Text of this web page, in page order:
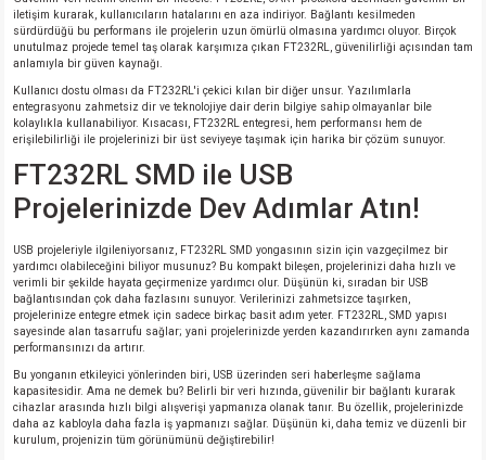
iletişim kurarak, kullanıcıların hatalarını en aza indiriyor. Bağlantı kesilmeden
sürdürdüğü bu performans ile projelerin uzun ömürlü olmasına yardımcı oluyor. Birçok
unutulmaz projede temel taş olarak karşımıza çıkan FT232RL, güvenilirliği açısından tam
anlamıyla bir güven kaynağı.
Kullanıcı dostu olması da FT232RL'i çekici kılan bir diğer unsur. Yazılımlarla
entegrasyonu zahmetsiz dir ve teknolojiye dair derin bilgiye sahip olmayanlar bile
kolaylıkla kullanabiliyor. Kısacası, FT232RL entegresi, hem performansı hem de
erişilebilirliği ile projelerinizi bir üst seviyeye taşımak için harika bir çözüm sunuyor.
FT232RL SMD ile USB
Projelerinizde Dev Adımlar Atın!
USB projeleriyle ilgileniyorsanız, FT232RL SMD yongasının sizin için vazgeçilmez bir
yardımcı olabileceğini biliyor musunuz? Bu kompakt bileşen, projelerinizi daha hızlı ve
verimli bir şekilde hayata geçirmenize yardımcı olur. Düşünün ki, sıradan bir USB
bağlantısından çok daha fazlasını sunuyor. Verilerinizi zahmetsizce taşırken,
projelerinize entegre etmek için sadece birkaç basit adım yeter. FT232RL, SMD yapısı
sayesinde alan tasarrufu sağlar; yani projelerinizde yerden kazandırırken aynı zamanda
performansınızı da artırır.
Bu yonganın etkileyici yönlerinden biri, USB üzerinden seri haberleşme sağlama
kapasitesidir. Ama ne demek bu? Belirli bir veri hızında, güvenilir bir bağlantı kurarak
cihazlar arasında hızlı bilgi alışverişi yapmanıza olanak tanır. Bu özellik, projelerinizde
daha az kabloyla daha fazla iş yapmanızı sağlar. Düşünün ki, daha temiz ve düzenli bir
kurulum, projenizin tüm görünümünü değiştirebilir!